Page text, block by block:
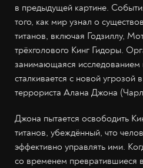
в предыдущей картине.
того, как мир узнал о
титанов, включая Годзиллу,
трёхголового Кинг Гидоры.
занимающаяся исследованием
сталкивается с новой угрозой
террориста Алана Джона
Джона пытается освободить
титанов, убеждённый, что
эффективно управлять ими.
со временем превратившиеся